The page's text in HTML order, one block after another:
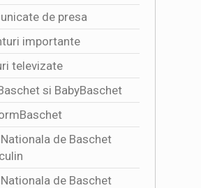
de presa
importante
televizate
si BabyBaschet
de Baschet
de Baschet